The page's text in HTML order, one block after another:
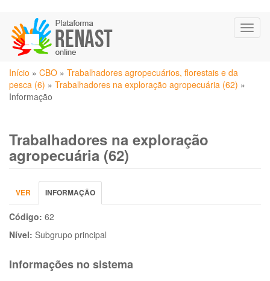
para
conteúdo
principal
Você
está
aqui
Início » CBO » Trabalhadores agropecuários, florestais e da
pesca (6) » Trabalhadores na exploração agropecuária (62) »
Informação
Trabalhadores na exploração
agropecuária (62)
Abas
primárias
VER INFORMAÇÃO
ATIVA)
Código: 62
Nível: Subgrupo principal
Informações no sistema